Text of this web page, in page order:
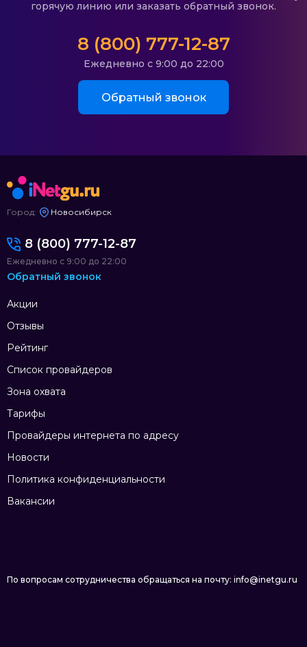
горячую линию или заказать обратный звонок.
8 (800) 777-12-87
Ежедневно с 9:00 до 22:00
Обратный звонок
Город: Новосибирск
Акции
Отзывы
Рейтинг
Список провайдеров
Зона охвата
Тарифы
Провайдеры интернета по адресу
Новости
Политика конфиденциальности
Вакансии
8 (800) 777-12-87
Ежедневно с 9:00 до 22:00
Обратный звонок
По вопросам сотрудничества обращаться на почту: info@inetgu.ru